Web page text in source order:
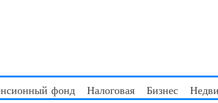
фонд Налоговая Бизнес